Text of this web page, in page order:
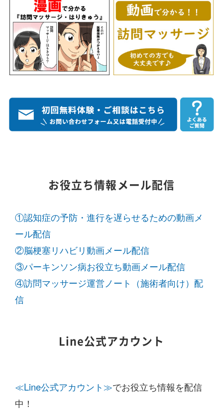
お役立ち情報メール配信
①認知症の予防・進行を遅らせるための動画メ
ール配信
②脳梗塞リハビリ動画メール配信
③パーキンソン病お役立ち動画メール配信
④訪問マッサージ運営ノート（施術者向け）配
信
Line公式アカウント
≪Line公式アカウント≫でお役立ち情報を配信
中！